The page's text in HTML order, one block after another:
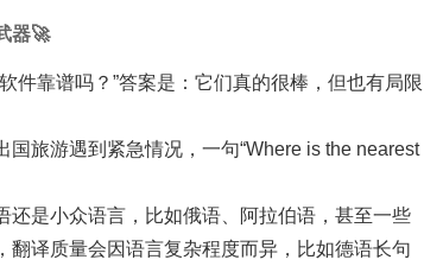
器🚀
件靠谱吗？”答案是：它们真的很棒，但也有局限
旅游遇到紧急情况，一句“Where is the nearest
还是小众语言，比如俄语、阿拉伯语，甚至一些
译质量会因语言复杂程度而异，比如德语长句